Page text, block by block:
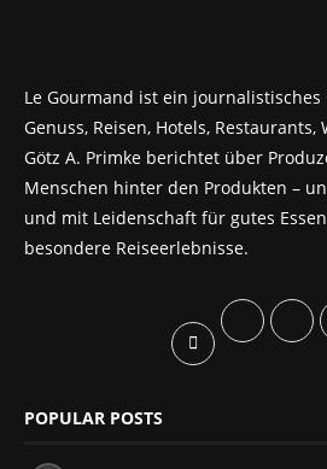
Le Gourmand ist ein
Genuss, Reisen, Hotels,
Götz A. Primke berichtet über
Menschen hinter den Produkten –
und mit Leidenschaft für gutes
besondere Reiseerlebnisse.
POPULAR POSTS